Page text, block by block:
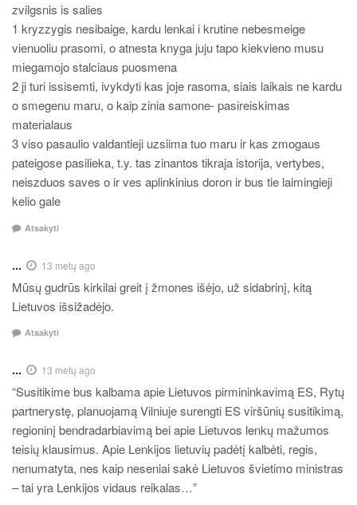
zvilgsnis is salies
1 kryzzygis nesibaige, kardu lenkai i krutine nebesmeige
vienuoliu prasomi, o atnesta knyga juju tapo kiekvieno musu
miegamojo stalciaus puosmena
2 ji turi issisemti, ivykdyti kas joje rasoma, siais laikais ne kardu
o smegenu maru, o kaip zinia samone- pasireiskimas
materialaus
3 viso pasaulio valdantieji uzsiima tuo maru ir kas zmogaus
pateigose pasilieka, t.y. tas zinantos tikraja istorija, vertybes,
neiszduos saves o ir ves aplinkinius doron ir bus tie laimingieji
kelio gale
Atsakyti
... 13 metų ago
Mūsų gudrūs kirkilai greit į žmones išėjo, už sidabrinį, kitą
Lietuvos išsižadėjo.
Atsakyti
... 13 metų ago
“Susitikime bus kalbama apie Lietuvos pirmininkavimą ES, Rytų
partnerystę, planuojamą Vilniuje surengti ES viršūnių susitikimą,
regioninį bendradarbiavimą bei apie Lietuvos lenkų mažumos
teisių klausimus. Apie Lenkijos lietuvių padėtį kalbėti, regis,
nenumatyta, nes kaip neseniai sakė Lietuvos švietimo ministras
– tai yra Lenkijos vidaus reikalas…”